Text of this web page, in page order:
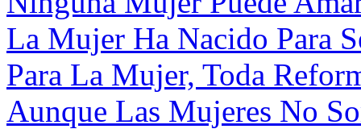
La Mujer Ha Nacido Para
Para La Mujer, Toda
Aunque Las Mujeres No